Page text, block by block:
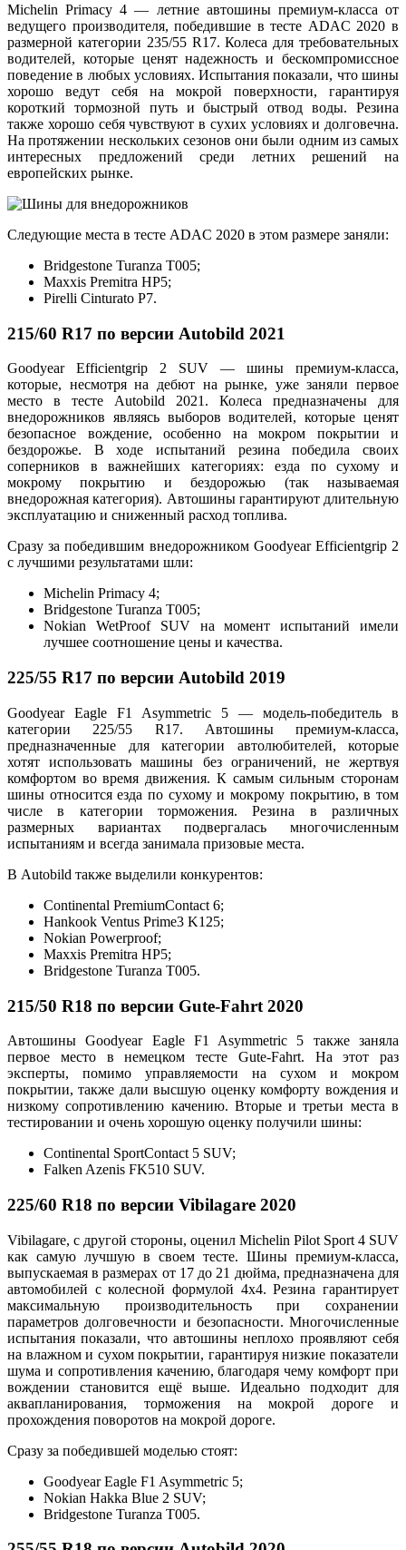
Michelin Primacy 4 — летние автошины премиум-класса от
ведущего производителя, победившие в тесте ADAC 2020 в
размерной категории 235/55 R17. Колеса для требовательных
водителей, которые ценят надежность и бескомпромиссное
поведение в любых условиях. Испытания показали, что шины
хорошо ведут себя на мокрой поверхности, гарантируя
короткий тормозной путь и быстрый отвод воды. Резина
также хорошо себя чувствуют в сухих условиях и долговечна.
На протяжении нескольких сезонов они были одним из самых
интересных предложений среди летних решений на
европейских рынке.
Следующие места в тесте ADAC 2020 в этом размере заняли:
Bridgestone Turanza T005;
Maxxis Premitra HP5;
Pirelli Cinturato P7.
215/60 R17 по версии Autobild 2021
Goodyear Efficientgrip 2 SUV — шины премиум-класса,
которые, несмотря на дебют на рынке, уже заняли первое
место в тесте Autobild 2021. Колеса предназначены для
внедорожников являясь выборов водителей, которые ценят
безопасное вождение, особенно на мокром покрытии и
бездорожье. В ходе испытаний резина победила своих
соперников в важнейших категориях: езда по сухому и
мокрому покрытию и бездорожью (так называемая
внедорожная категория). Автошины гарантируют длительную
эксплуатацию и сниженный расход топлива.
Сразу за победившим внедорожником Goodyear Efficientgrip 2
с лучшими результатами шли:
Michelin Primacy 4;
Bridgestone Turanza T005;
Nokian WetProof SUV на момент испытаний имели
лучшее соотношение цены и качества.
225/55 R17 по версии Autobild 2019
Goodyear Eagle F1 Asymmetric 5 — модель-победитель в
категории 225/55 R17. Автошины премиум-класса,
предназначенные для категории автолюбителей, которые
хотят использовать машины без ограничений, не жертвуя
комфортом во время движения. К самым сильным сторонам
шины относится езда по сухому и мокрому покрытию, в том
числе в категории торможения. Резина в различных
размерных вариантах подвергалась многочисленным
испытаниям и всегда занимала призовые места.
В Autobild также выделили конкурентов:
Continental PremiumContact 6;
Hankook Ventus Prime3 K125;
Nokian Powerproof;
Maxxis Premitra HP5;
Bridgestone Turanza T005.
215/50 R18 по версии Gute-Fahrt 2020
Автошины Goodyear Eagle F1 Asymmetric 5 также заняла
первое место в немецком тесте Gute-Fahrt. На этот раз
эксперты, помимо управляемости на сухом и мокром
покрытии, также дали высшую оценку комфорту вождения и
низкому сопротивлению качению. Вторые и третьи места в
тестировании и очень хорошую оценку получили шины:
Continental SportContact 5 SUV;
Falken Azenis FK510 SUV.
225/60 R18 по версии Vibilagare 2020
Vibilagare, с другой стороны, оценил Michelin Pilot Sport 4 SUV
как самую лучшую в своем тесте. Шины премиум-класса,
выпускаемая в размерах от 17 до 21 дюйма, предназначена для
автомобилей с колесной формулой 4х4. Резина гарантирует
максимальную производительность при сохранении
параметров долговечности и безопасности. Многочисленные
испытания показали, что автошины неплохо проявляют себя
на влажном и сухом покрытии, гарантируя низкие показатели
шума и сопротивления качению, благодаря чему комфорт при
вождении становится ещё выше. Идеально подходит для
аквапланирования, торможения на мокрой дороге и
прохождения поворотов на мокрой дороге.
Сразу за победившей моделью стоят:
Goodyear Eagle F1 Asymmetric 5;
Nokian Hakka Blue 2 SUV;
Bridgestone Turanza T005.